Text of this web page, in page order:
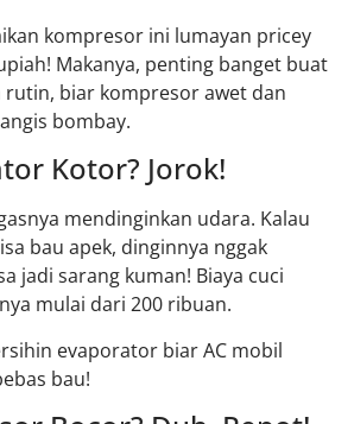
kompresor ini lumayan pricey
Makanya, penting banget buat
rutin, biar kompresor awet dan
bombay.
Kotor? Jorok!
mendinginkan udara. Kalau
bau apek, dinginnya nggak
jadi sarang kuman! Biaya cuci
mulai dari 200 ribuan.
evaporator biar AC mobil
bau!